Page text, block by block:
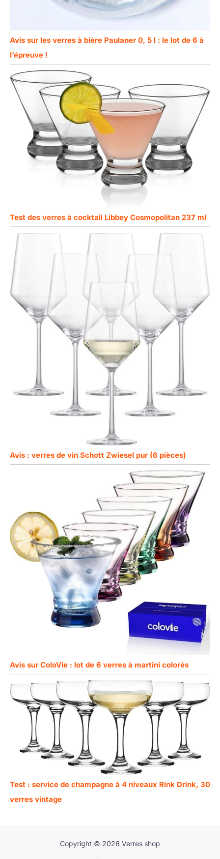
Avis sur les verres à bière Paulaner 0, 5 l : le lot de 6 à
l’épreuve !
Test des verres à cocktail Libbey Cosmopolitan 237 ml
Avis : verres de vin Schott Zwiesel pur (6 pièces)
Avis sur ColoVie : lot de 6 verres à martini colorés
Test : service de champagne à 4 niveaux Rink Drink, 30
verres vintage
Copyright © 2026 Verres shop